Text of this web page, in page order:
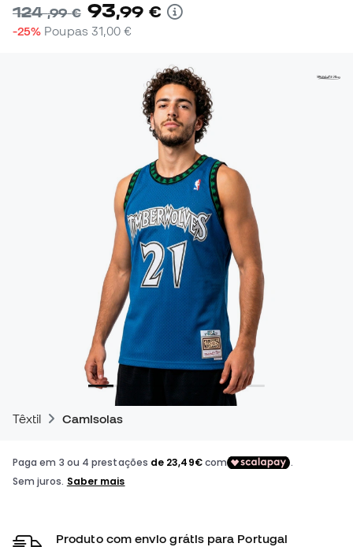
124,99 € 93,99 €
-25% Poupas 31,00 €
Têxtil Camisolas
Produto com envio grátis para Portugal